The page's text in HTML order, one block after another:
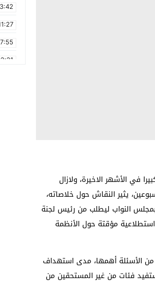
في الأشهر الاخيرة، ولازال
يثير النقاش حول خلاصاته،
النواب ليطلب من رئيس لجنة
استطلاعية مؤقتة حول الأنظمة
من الأسئلة أهمها، مدى استهداف
فئات من غير المستحقين من